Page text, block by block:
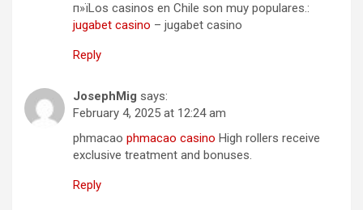
п»їLos casinos en Chile son muy populares.:
jugabet casino – jugabet casino
Reply
JosephMig says:
February 4, 2025 at 12:24 am
phmacao phmacao casino High rollers receive
exclusive treatment and bonuses.
Reply